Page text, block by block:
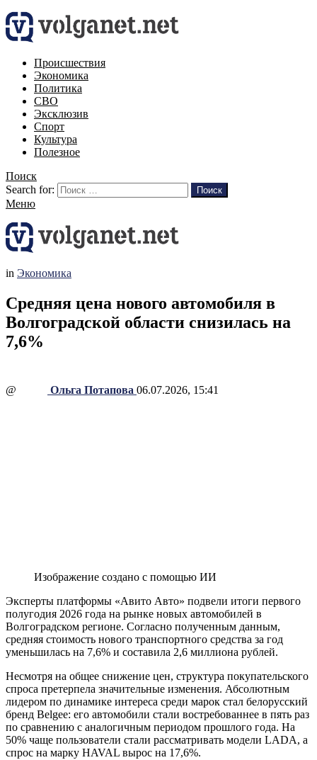
Происшествия
Экономика
Политика
СВО
Эксклюзив
Спорт
Культура
Полезное
Поиск
Search for:
Поиск
Меню
in Экономика
Средняя цена нового автомобиля в
Волгоградской области снизилась на
7,6%
@ Ольга Потапова 06.07.2026, 15:41
Изображение создано с помощью ИИ
Эксперты платформы «Авито Авто» подвели итоги первого
полугодия 2026 года на рынке новых автомобилей в
Волгоградском регионе. Согласно полученным данным,
средняя стоимость нового транспортного средства за год
уменьшилась на 7,6% и составила 2,6 миллиона рублей.
Несмотря на общее снижение цен, структура покупательского
спроса претерпела значительные изменения. Абсолютным
лидером по динамике интереса среди марок стал белорусский
бренд Belgee: его автомобили стали востребованнее в пять раз
по сравнению с аналогичным периодом прошлого года. На
50% чаще пользователи стали рассматривать модели LADA, а
спрос на марку HAVAL вырос на 17,6%.